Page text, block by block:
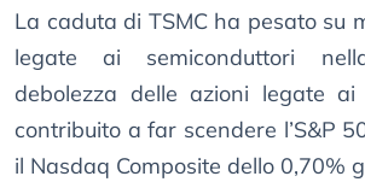
La caduta di TSMC ha pesato su
legate ai semiconduttori
debolezza delle azioni legate ai
contribuito a far scendere l’S&P
il Nasdaq Composite dello 0,70%